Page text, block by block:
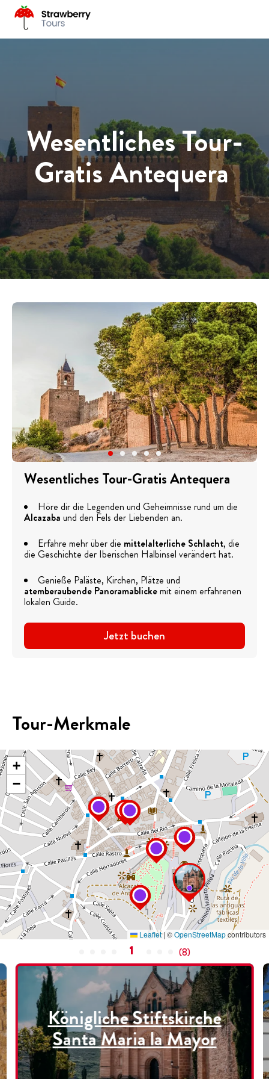
Wesentliches Tour-
Gratis Antequera
Wesentliches Tour-Gratis Antequera
Höre dir die Legenden und Geheimnisse rund um die
Alcazaba und den Fels der Liebenden an.
Erfahre mehr über die mittelalterliche Schlacht, die
die Geschichte der Iberischen Halbinsel verändert hat.
Genieße Paläste, Kirchen, Plätze und
atemberaubende Panoramablickemit einem erfahrenen
lokalen Guide.
Jetzt buchen
Tour-Merkmale
+
−
Leaflet | ©OpenStreetMapcontributors
1 (8)
Königliche Stiftskirche
Santa Maria la Mayor